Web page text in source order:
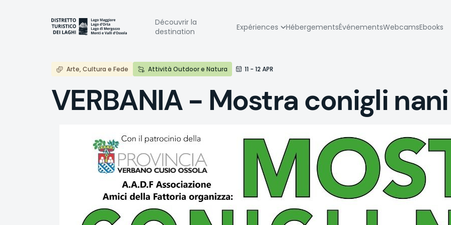
Navigazione
principale
Découvrir la
destination
Expériences HébergementsÉvénementsWebcamsEbooks
Arte, Cultura e Fede Attività Outdoor e Natura 11 - 12 APR
VERBANIA - Mostra conigli